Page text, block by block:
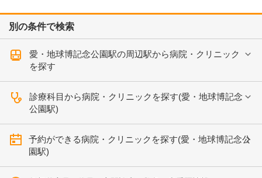
別の条件で検索
愛・地球博記念公園駅の周辺駅から病院・クリニック
を探す
診療科目から病院・クリニックを探す(愛・地球博記念
公園駅)
予約ができる病院・クリニックを探す(愛・地球博記念公
園駅)